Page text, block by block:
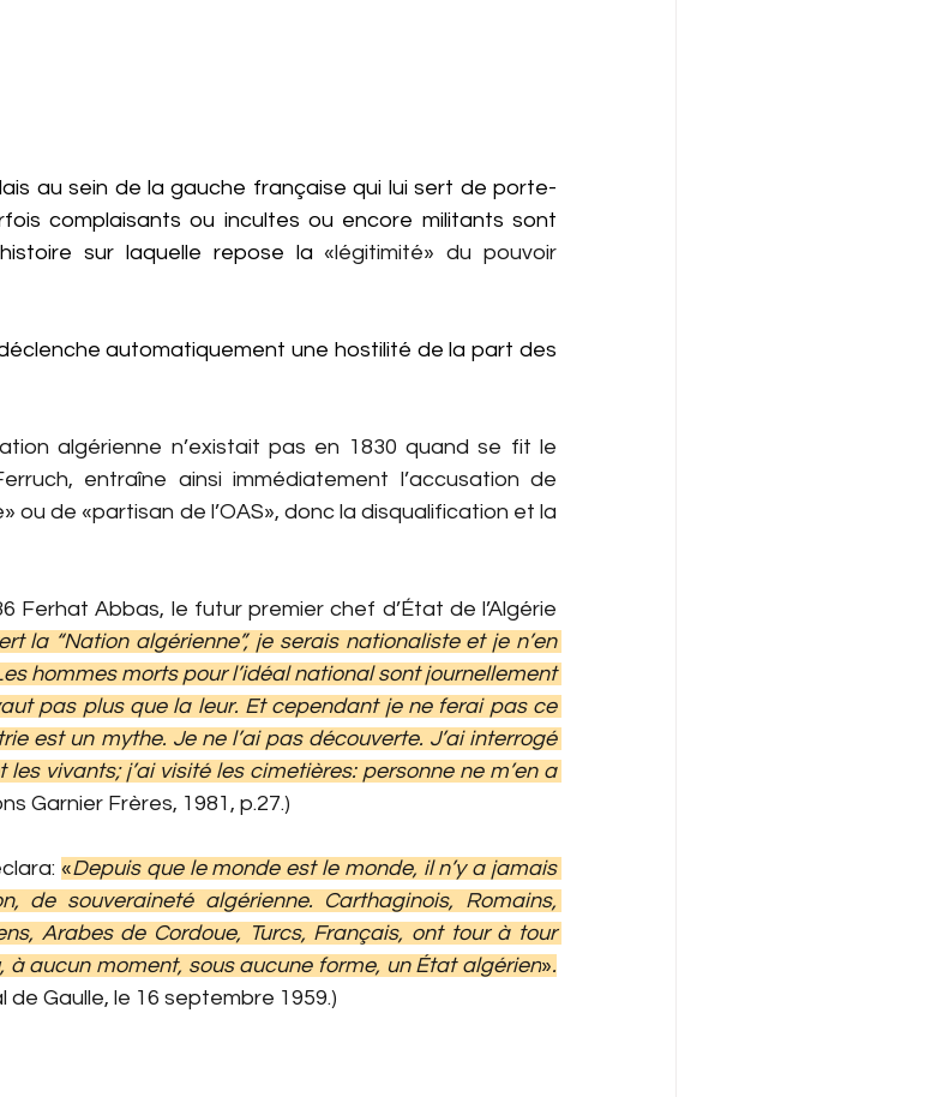
au sein de la gauche française qui lui sert de porte-
complaisants ou incultes ou encore militants sont
sur laquelle repose la «légitimité» du pouvoir
automatiquement une hostilité de la part des
algérienne n’existait pas en 1830 quand se fit le
entraîne ainsi immédiatement l’accusation de
ou de «partisan de l’OAS», donc la disqualification et la
Ferhat Abbas, le futur premier chef d’État de l’Algérie
la “Nation algérienne”, je serais nationaliste et je n’en
hommes morts pour l’idéal national sont journellement
pas plus que la leur. Et cependant je ne ferai pas ce
est un mythe. Je ne l’ai pas découverte. J’ai interrogé
les vivants; j’ai visité les cimetières: personne ne m’en a
Garnier Frères, 1981, p.27.)
«Depuis que le monde est le monde, il n’y a jamais
de souveraineté algérienne. Carthaginois, Romains,
Arabes de Cordoue, Turcs, Français, ont tour à tour
à aucun moment, sous aucune forme, un État algérien».
Gaulle, le 16 septembre 1959.)